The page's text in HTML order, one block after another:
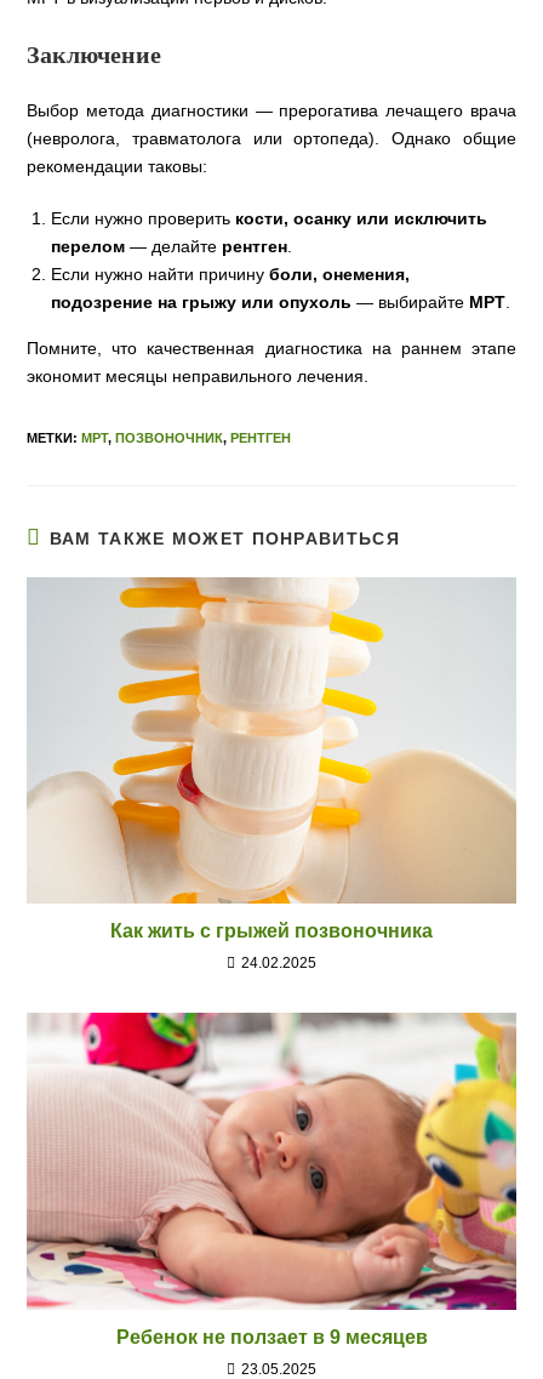
Заключение
Выбор метода диагностики — прерогатива лечащего врача
(невролога, травматолога или ортопеда). Однако общие
рекомендации таковы:
Если нужно проверить кости, осанку или исключить
перелом — делайте рентген
Если нужно найти причинуболи, онемения,
подозрение на грыжу или опухоль — выбирайте МРТ
Помните, что качественная диагностика на раннем этапе
экономит месяцы неправильного лечения.
МЕТКИ:МРТ, ПОЗВОНОЧНИК, РЕНТГЕН
ВАМ ТАКЖЕ МОЖЕТ ПОНРАВИТЬСЯ
Как жить с грыжей позвоночника
24.02.2025
Ребенок не ползает в 9 месяцев
23.05.2025